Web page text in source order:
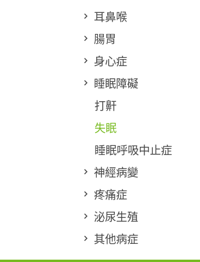
耳鼻喉
腸胃
身心症
睡眠障礙
打鼾
失眠
睡眠呼吸中止症
神經病變
疼痛症
泌尿生殖
其他病症